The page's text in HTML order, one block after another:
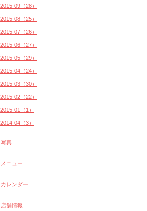
2015-09（28）
2015-08（25）
2015-07（26）
2015-06（27）
2015-05（29）
2015-04（24）
2015-03（30）
2015-02（22）
2015-01（1）
2014-04（3）
写真
メニュー
カレンダー
店舗情報